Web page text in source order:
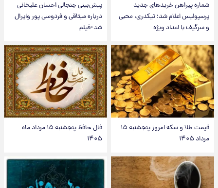
شماره پیراهن خریدهای جدید
پرسپولیس اعلام شد؛ تیکدری، محبی
و سرگیف با اعداد ویژه
پیش‌بینی جنجالی احسان علیخانی
درباره میثاقی و فردوسی پور وایرال
شد+فیلم
قیمت طلا و سکه امروز پنجشنبه ۱۵
مرداد ۱۴۰۵
فال حافظ پنجشنبه ۱۵ مرداد ماه
۱۴۰۵